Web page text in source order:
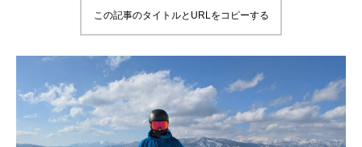
鷲ヶ岳＆高鷲スノーパーク
岩手高原
この記事のタイトルとURLをコピーする